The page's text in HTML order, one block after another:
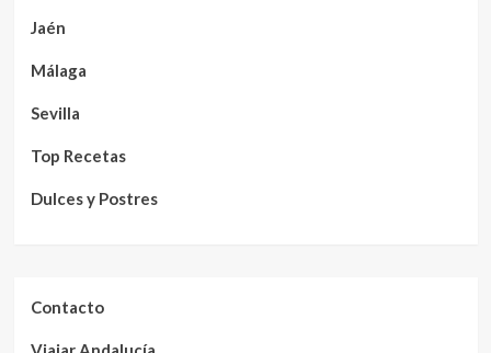
Jaén
Málaga
Sevilla
Top Recetas
Dulces y Postres
Contacto